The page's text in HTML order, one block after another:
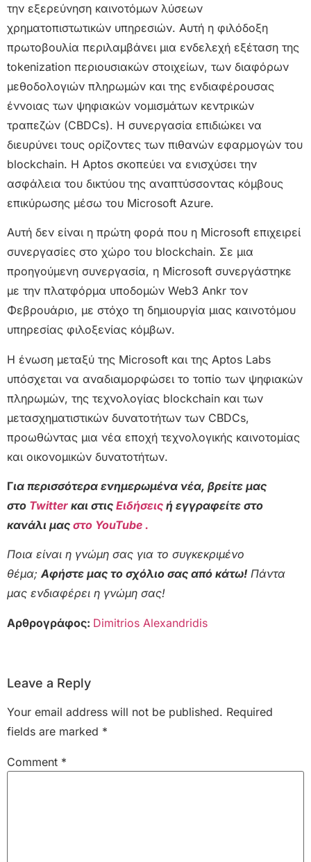
την εξερεύνηση καινοτόμων λύσεων
χρηματοπιστωτικών υπηρεσιών. Αυτή η φιλόδοξη
πρωτοβουλία περιλαμβάνει μια ενδελεχή εξέταση της
tokenization περιουσιακών στοιχείων, των διαφόρων
μεθοδολογιών πληρωμών και της ενδιαφέρουσας
έννοιας των ψηφιακών νομισμάτων κεντρικών
τραπεζών (CBDCs). Η συνεργασία επιδιώκει να
διευρύνει τους ορίζοντες των πιθανών εφαρμογών του
blockchain. Η Aptos σκοπεύει να ενισχύσει την
ασφάλεια του δικτύου της αναπτύσσοντας κόμβους
επικύρωσης μέσω του Microsoft Azure.
Αυτή δεν είναι η πρώτη φορά που η Microsoft επιχειρεί
συνεργασίες στο χώρο του blockchain. Σε μια
προηγούμενη συνεργασία, η Microsoft συνεργάστηκε
με την πλατφόρμα υποδομών Web3 Ankr τον
Φεβρουάριο, με στόχο τη δημιουργία μιας καινοτόμου
υπηρεσίας φιλοξενίας κόμβων.
Η ένωση μεταξύ της Microsoft και της Aptos Labs
υπόσχεται να αναδιαμορφώσει το τοπίο των ψηφιακών
πληρωμών, της τεχνολογίας blockchain και των
μετασχηματιστικών δυνατοτήτων των CBDCs,
προωθώντας μια νέα εποχή τεχνολογικής καινοτομίας
και οικονομικών δυνατοτήτων.
Για περισσότερα ενημερωμένα νέα, βρείτε μας
στο Twitter και στις Ειδήσεις ή εγγραφείτε στο
κανάλι μας στο YouTube .
Ποια είναι η γνώμη σας για το συγκεκριμένο
θέμα;Αφήστε μας το σχόλιο σας από κάτω! Πάντα
μας ενδιαφέρει η γνώμη σας!
Αρθρογράφος: Dimitrios Alexandridis
Leave a Reply
Your email address will not be published. Required
fields are marked *
Comment *